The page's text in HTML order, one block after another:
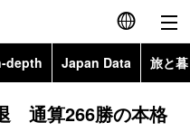
English
简体字
depth Japan Data 旅と
Topics
通算266勝の本格